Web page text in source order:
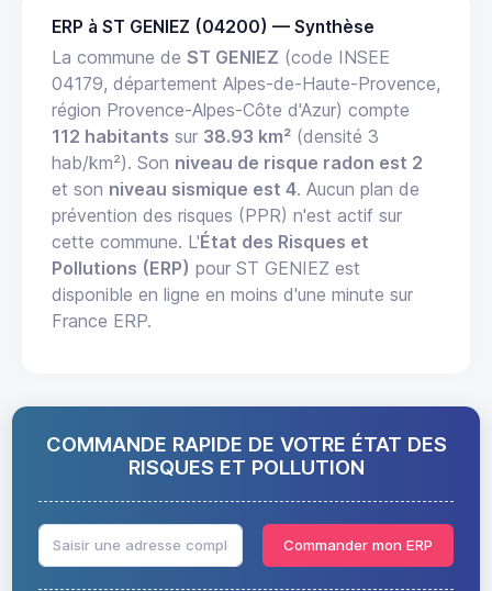
ERP à ST GENIEZ (04200) — Synthèse
La commune de ST GENIEZ (code INSEE
04179, département Alpes-de-Haute-Provence,
région Provence-Alpes-Côte d'Azur) compte
112 habitants sur 38.93 km² (densité 3
hab/km²). Son niveau de risque radon est 2
et son niveau sismique est 4. Aucun plan de
prévention des risques (PPR) n'est actif sur
cette commune. L'État des Risques et
Pollutions (ERP) pour ST GENIEZ est
disponible en ligne en moins d'une minute sur
France ERP.
COMMANDE RAPIDE DE VOTRE ÉTAT DES
RISQUES ET POLLUTION
Commander mon ERP